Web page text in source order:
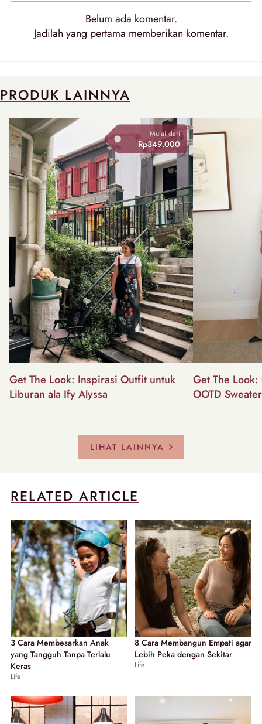
Belum ada komentar.
Jadilah yang pertama memberikan komentar.
PRODUK LAINNYA
Mulai dari
Rp349.000
Get The Look: Inspirasi Outfit untuk
Liburan ala Ify Alyssa
Get The
OOTD
LIHAT LAINNYA
RELATED ARTICLE
3 Cara Membesarkan Anak
yang Tangguh Tanpa Terlalu
Keras
Life
8 Cara Membangun Empati agar
Lebih Peka dengan Sekitar
Life